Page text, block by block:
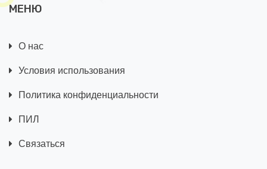
МЕНЮ
О нас
Условия использования
Политика конфиденциальности
ПИЛ
Связаться